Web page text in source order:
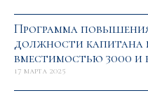
Программа
должности капитана
вместимостью 3000 и
17 марта 2025